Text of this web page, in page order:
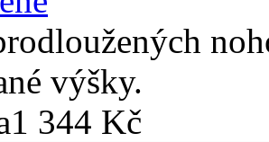
výšky.
1 344 Kč